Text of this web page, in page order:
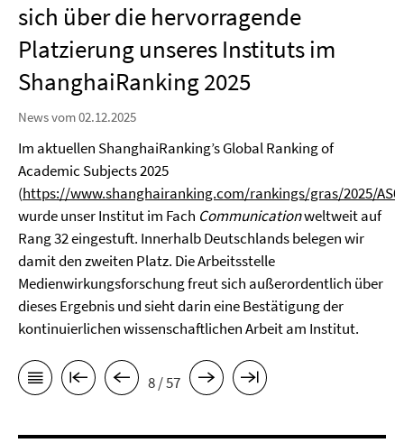
sich über die hervorragende
Platzierung unseres Instituts im
ShanghaiRanking 2025
News vom 02.12.2025
Im aktuellen ShanghaiRanking’s Global Ranking of
Academic Subjects 2025
(https://www.shanghairanking.com/rankings/gras/2025/
wurde unser Institut im Fach Communicationweltweit auf
Rang 32 eingestuft. Innerhalb Deutschlands belegen wir
damit den zweiten Platz. Die Arbeitsstelle
Medienwirkungsforschung freut sich außerordentlich über
dieses Ergebnis und sieht darin eine Bestätigung der
kontinuierlichen wissenschaftlichen Arbeit am Institut.
8 / 57